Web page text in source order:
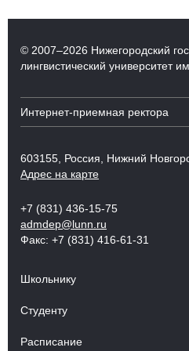
© 2007–2026 Нижегородский
лингвистический университет
Интернет-приемная ректора
603155, Россия, Нижний
Адрес на карте
+7 (831) 436-15-75
admdep@lunn.ru
Факс: +7 (831) 416-61-31
Школьнику
Студенту
Расписание